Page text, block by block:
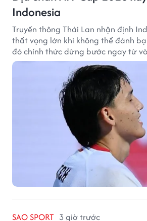
Indonesia
Truyền thông Thái Lan nhận định
thất vọng lớn khi không thể đánh
đó chính thức dừng bước ngay từ
2026.
SAO SPORT 3 giờ trước